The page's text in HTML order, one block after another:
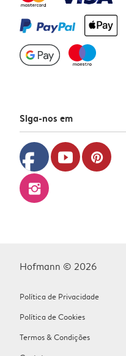
Siga-nos em
facebook youtube pinterest
instagram
Hofmann © 2026
Política de Privacidade
Política de Cookies
Termos & Condições